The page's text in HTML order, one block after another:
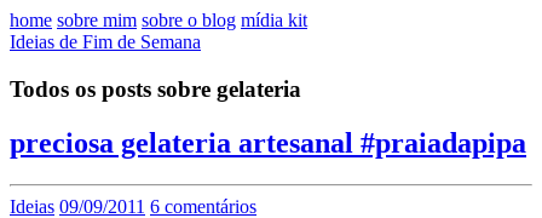
home sobre mim sobre o blog mídia kit
Ideias de Fim de Semana
Todos os posts sobre gelateria
preciosa gelateria artesanal #praiadapipa
Ideias 09/09/2011 6 comentários